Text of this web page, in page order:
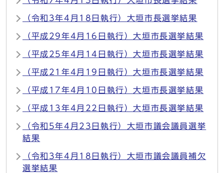
（令和3年4月18日執行）大垣市長選挙結果
（平成29年4月16日執行）大垣市長選挙結果
（平成25年4月14日執行）大垣市長選挙結果
（平成21年4月19日執行）大垣市長選挙結果
（平成17年4月10日執行）大垣市長選挙結果
（平成13年4月22日執行）大垣市長選挙結果
（令和5年4月23日執行）大垣市議会議員選挙
結果
（令和3年4月18日執行）大垣市議会議員補欠
選挙結果